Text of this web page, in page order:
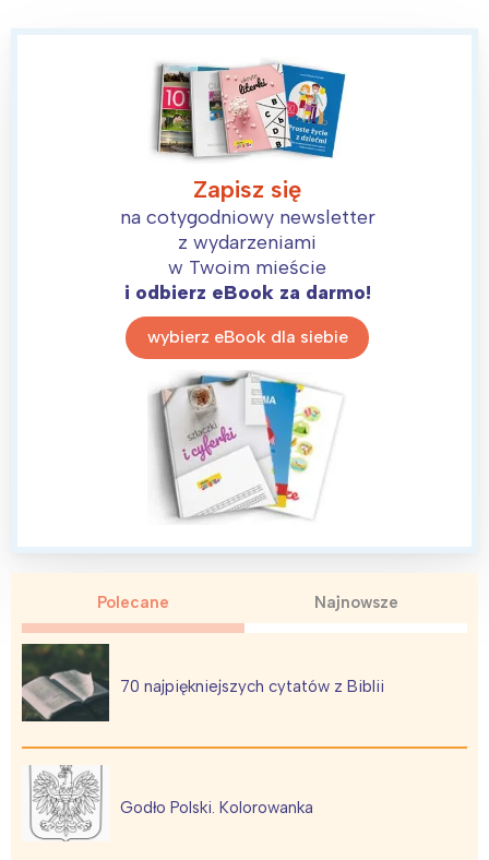
Zapisz się
na cotygodniowy newsletter
z wydarzeniami
w Twoim mieście
i odbierz eBook za darmo!
wybierz eBook dla siebie
Polecane Najnowsze
70 najpiękniejszych cytatów z Biblii
Godło Polski. Kolorowanka